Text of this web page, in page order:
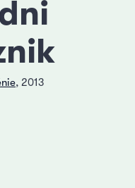
, 2013